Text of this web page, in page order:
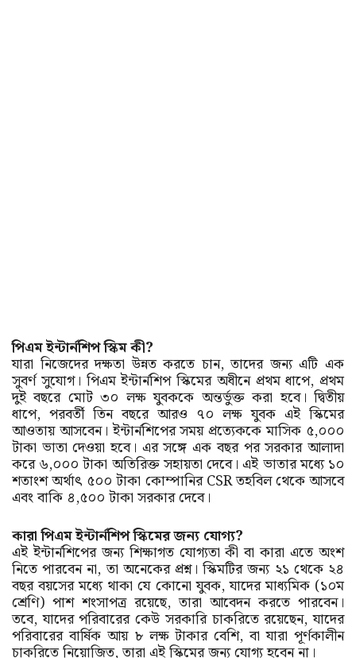
পিএম ইন্টার্নশিপ স্কিম কী?
যারা নিজেদের দক্ষতা উন্নত করতে চান, তাদের জন্য এটি এক
সুবর্ণ সুযোগ। পিএম ইন্টার্নশিপ স্কিমের অধীনে প্রথম ধাপে, প্রথম
দুই বছরে মোট ৩০ লক্ষ যুবককে অন্তর্ভুক্ত করা হবে। দ্বিতীয়
ধাপে, পরবর্তী তিন বছরে আরও ৭০ লক্ষ যুবক এই স্কিমের
আওতায় আসবেন। ইন্টার্নশিপের সময় প্রত্যেককে মাসিক ৫,০০০
টাকা ভাতা দেওয়া হবে। এর সঙ্গে এক বছর পর সরকার আলাদা
করে ৬,০০০ টাকা অতিরিক্ত সহায়তা দেবে। এই ভাতার মধ্যে ১০
শতাংশ অর্থাৎ ৫০০ টাকা কোম্পানির CSR তহবিল থেকে আসবে
এবং বাকি ৪,৫০০ টাকা সরকার দেবে।
কারা পিএম ইন্টার্নশিপ স্কিমের জন্য যোগ্য?
এই ইন্টার্নশিপের জন্য শিক্ষাগত যোগ্যতা কী বা কারা এতে অংশ
নিতে পারবেন না, তা অনেকের প্রশ্ন। স্কিমটির জন্য ২১ থেকে ২৪
বছর বয়সের মধ্যে থাকা যে কোনো যুবক, যাদের মাধ্যমিক (১০ম
শ্রেণি) পাশ শংসাপত্র রয়েছে, তারা আবেদন করতে পারবেন।
তবে, যাদের পরিবারের কেউ সরকারি চাকরিতে রয়েছেন, যাদের
পরিবারের বার্ষিক আয় ৮ লক্ষ টাকার বেশি, বা যারা পূর্ণকালীন
চাকরিতে নিয়োজিত, তারা এই স্কিমের জন্য যোগ্য হবেন না।